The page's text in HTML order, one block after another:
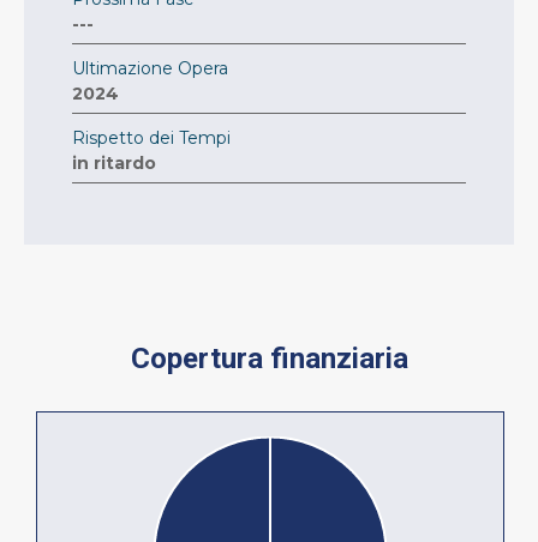
---
Ultimazione Opera
2024
Rispetto dei Tempi
in ritardo
Copertura finanziaria